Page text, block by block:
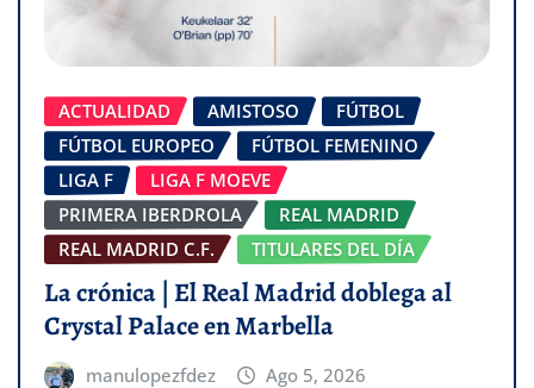
ACTUALIDAD AMISTOSO
FÚTBOL
FÚTBOL EUROPEO
FÚTBOL FEMENINO
LIGA F
LIGA F MOEVE
PRIMERA IBERDROLA
REAL MADRID
REAL MADRID C.F.
TITULARES DEL DÍA
La crónica | El Real Madrid doblega al
Crystal Palace en Marbella
manulopezfdez Ago 5, 2026